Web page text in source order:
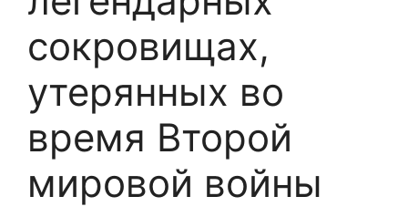
сокровищах,
утерянных во
время Второй
мировой войны